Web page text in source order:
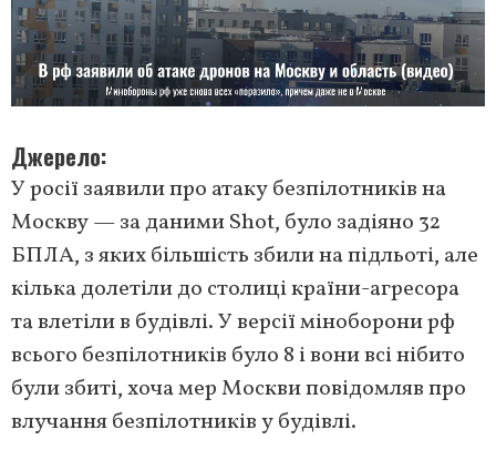
Джерело
У росії заявили про атаку безпілотників на
Москву — за даними Shot, було задіяно 32
БПЛА, з яких більшість збили на підльоті, але
кілька долетіли до столиці країни-агресора
та влетіли в будівлі. У версії міноборони рф
всього безпілотників було 8 і вони всі нібито
були збиті, хоча мер Москви повідомляв про
влучання безпілотників у будівлі.